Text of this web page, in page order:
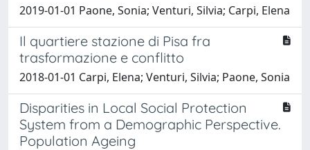
2019-01-01 Paone, Sonia; Venturi, Silvia; Carpi, Elena
Il quartiere stazione di Pisa fra
trasformazione e conflitto
2018-01-01 Carpi, Elena; Venturi, Silvia; Paone, Sonia
Disparities in Local Social Protection
System from a Demographic Perspective.
Population Ageing